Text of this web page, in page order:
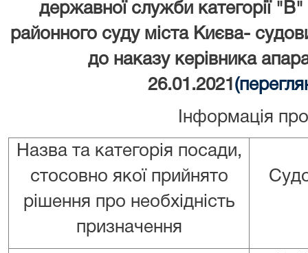
державної служби категорії
районного суду міста Києва-
до наказу керівника
26.01.2021
Інформація
Назва та категорія посади,
стосовно якої прийнято
рішення про необхідність
призначення